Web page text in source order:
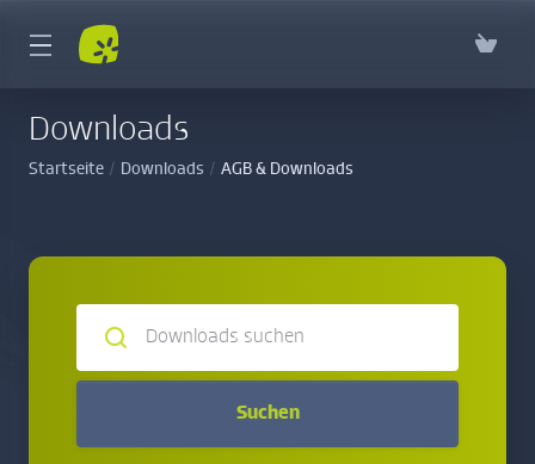
Downloads
Startseite Downloads AGB & Downloads
Suchen